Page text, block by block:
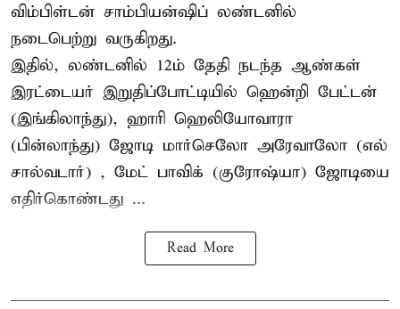
விம்பிள்டன் சாம்பியன்ஷிப் லண்டனில்
நடைபெற்று வருகிறது.
இதில், லண்டனில் 12ம் தேதி நடந்த ஆண்கள்
இரட்டையர் இறுதிப்போட்டியில் ஹென்றி பேட்டன்
(இங்கிலாந்து), ஹாரி ஹெலியோவாரா
(பின்லாந்து) ஜோடி மார்செலோ அரேவாலோ (எல்
சால்வடார்) , மேட் பாவிக் (குரோஷ்யா) ஜோடியை
எதிர்கொண்டது ...
Read More